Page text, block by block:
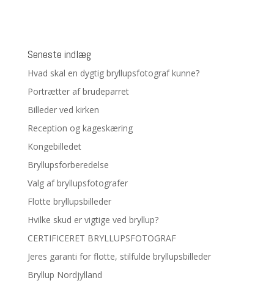
Seneste indlæg
Hvad skal en dygtig bryllupsfotograf kunne?
Portrætter af brudeparret
Billeder ved kirken
Reception og kageskæring
Kongebilledet
Bryllupsforberedelse
Valg af bryllupsfotografer
Flotte bryllupsbilleder
Hvilke skud er vigtige ved bryllup?
CERTIFICERET BRYLLUPSFOTOGRAF
Jeres garanti for flotte, stilfulde bryllupsbilleder
Bryllup Nordjylland